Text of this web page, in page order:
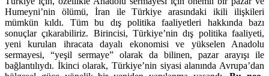
Humeyni’nin ölümü, İran ile Türkiye arasındaki ikili ilişkileri
mümkün kıldı. Tüm bu dış politika faaliyetleri hakkında bazı
sonuçlar çıkarabiliriz. Birincisi, Türkiye’nin dış politika faaliyeti,
yeni kurulan ihracata dayalı ekonomisi ve yükselen Anadolu
sermayesi, “yeşil sermaye” olarak da bilinen, pazar arayışı ile
bağlantılıydı. İkinci olarak, Türkiye’nin siyasi alanında Avrupa’dan